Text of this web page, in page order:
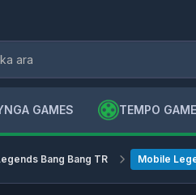
GAMES TEMPO
Bang Bang TR Mobile